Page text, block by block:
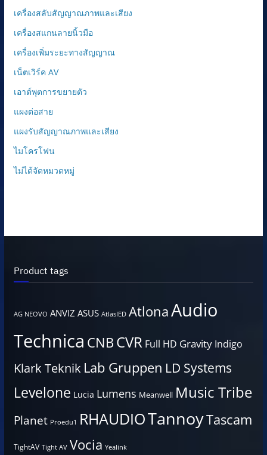
เครื่องสลับสัญญาณภาพและเสียง
เครื่องสแกนลายนิ้วมือ
เครื่องเพิ่มระยะทางสัญญาณ
เน็ตเวิร์ค AV
เอาต์พุตการขยายตัว
แผงต่อสาย
แผงรับสัญญาณภาพและเสียง
ไมโครโฟน
ไม่ได้จัดหมวดหมู่
Product tags
AG NEOVO ANVIZ ASUS AtlasIED AtlonaAudio
Technica CNBCVR Full HD Gravity Indigo
Klark Teknik Lab Gruppen LD Systems
Levelone Lucia Lumens Meanwell Music Tribe
Planet Proedu1 RHAUDIOTannoyTascam
TightAV Tight AV Vocia Yealink